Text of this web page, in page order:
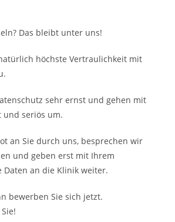
Das bleibt unter uns!
höchste Vertraulichkeit mit
sehr ernst und gehen mit
und seriös um.
an Sie durch uns, besprechen wir
und geben erst mit Ihrem
Daten an die Klinik weiter.
bewerben Sie sich jetzt.